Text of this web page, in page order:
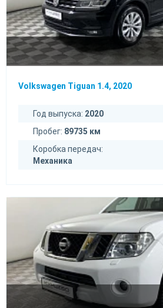
Volkswagen Tiguan 1.4, 2020
Год выпуска: 2020
Пробег: 89735 км
Коробка передач:
Механика